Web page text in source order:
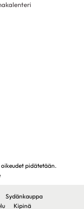
pidätetään.
Sydänkauppa
Kipinä